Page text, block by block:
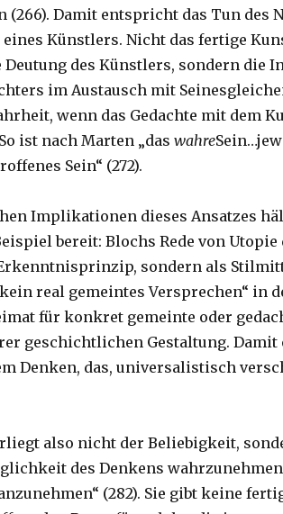
(266). Damit entspricht das Tun des
Künstlers. Nicht das fertige
des Künstlers, sondern die
im Austausch mit
wenn das Gedachte mit dem
ist nach Marten „das wahre
Sein“ (272).
Implikationen dieses Ansatzes
bereit: Blochs Rede von
sondern als
real gemeintes Versprechen“ in
für konkret gemeinte oder
geschichtlichen Gestaltung. Damit
Denken, das, universalistisch
also nicht der Beliebigkeit,
des Denkens
(282). Sie gibt keine